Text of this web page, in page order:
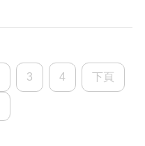
3 4 下頁